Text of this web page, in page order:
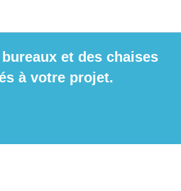
et des chaises
à votre projet.